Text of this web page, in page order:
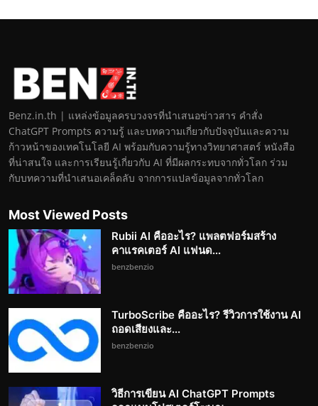
Benz.in.th | แหล่งข้อมูลครบวงจรที่นำเสนอข่าวสาร คำสั่ง
ChatGPT Prompts ความรู้ และบทความเกี่ยวกับปัจจุบันและความ
ก้าวหน้าของเทคโนโลยี AI พร้อมกับความรู้ทางวิทยาศาสตร์ หนังสือ
ที่น่าสนใจ และการเรียนรู้เกี่ยวกับ AI ที่มีผลกระทบจากทั่วโลก ร่วม
กับบทความที่นำเสนอเคล็ดลับ จากการแปลข้อมูลจากทั่วโลก
Most Viewed Posts
Rubii AI คืออะไร? แพลตฟอร์มสร้าง
คาแรคเตอร์ AI แฟนด...
benzbenzio
TurboScribe คืออะไร? รีวิวการใช้งาน AI
ถอดเสียงและ...
benzbenzio
วิธีการเขียน AI ChatGPT Prompts